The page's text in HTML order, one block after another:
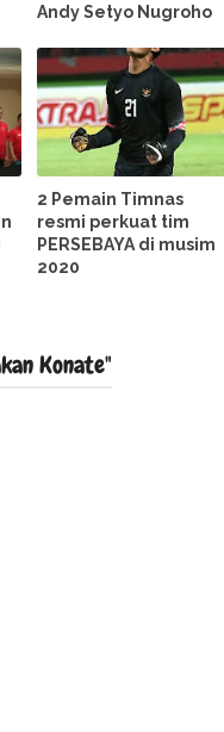
Andy Setyo Nugroho
2 Pemain Timnas
resmi perkuat tim
PERSEBAYA di musim
2020
Konate"